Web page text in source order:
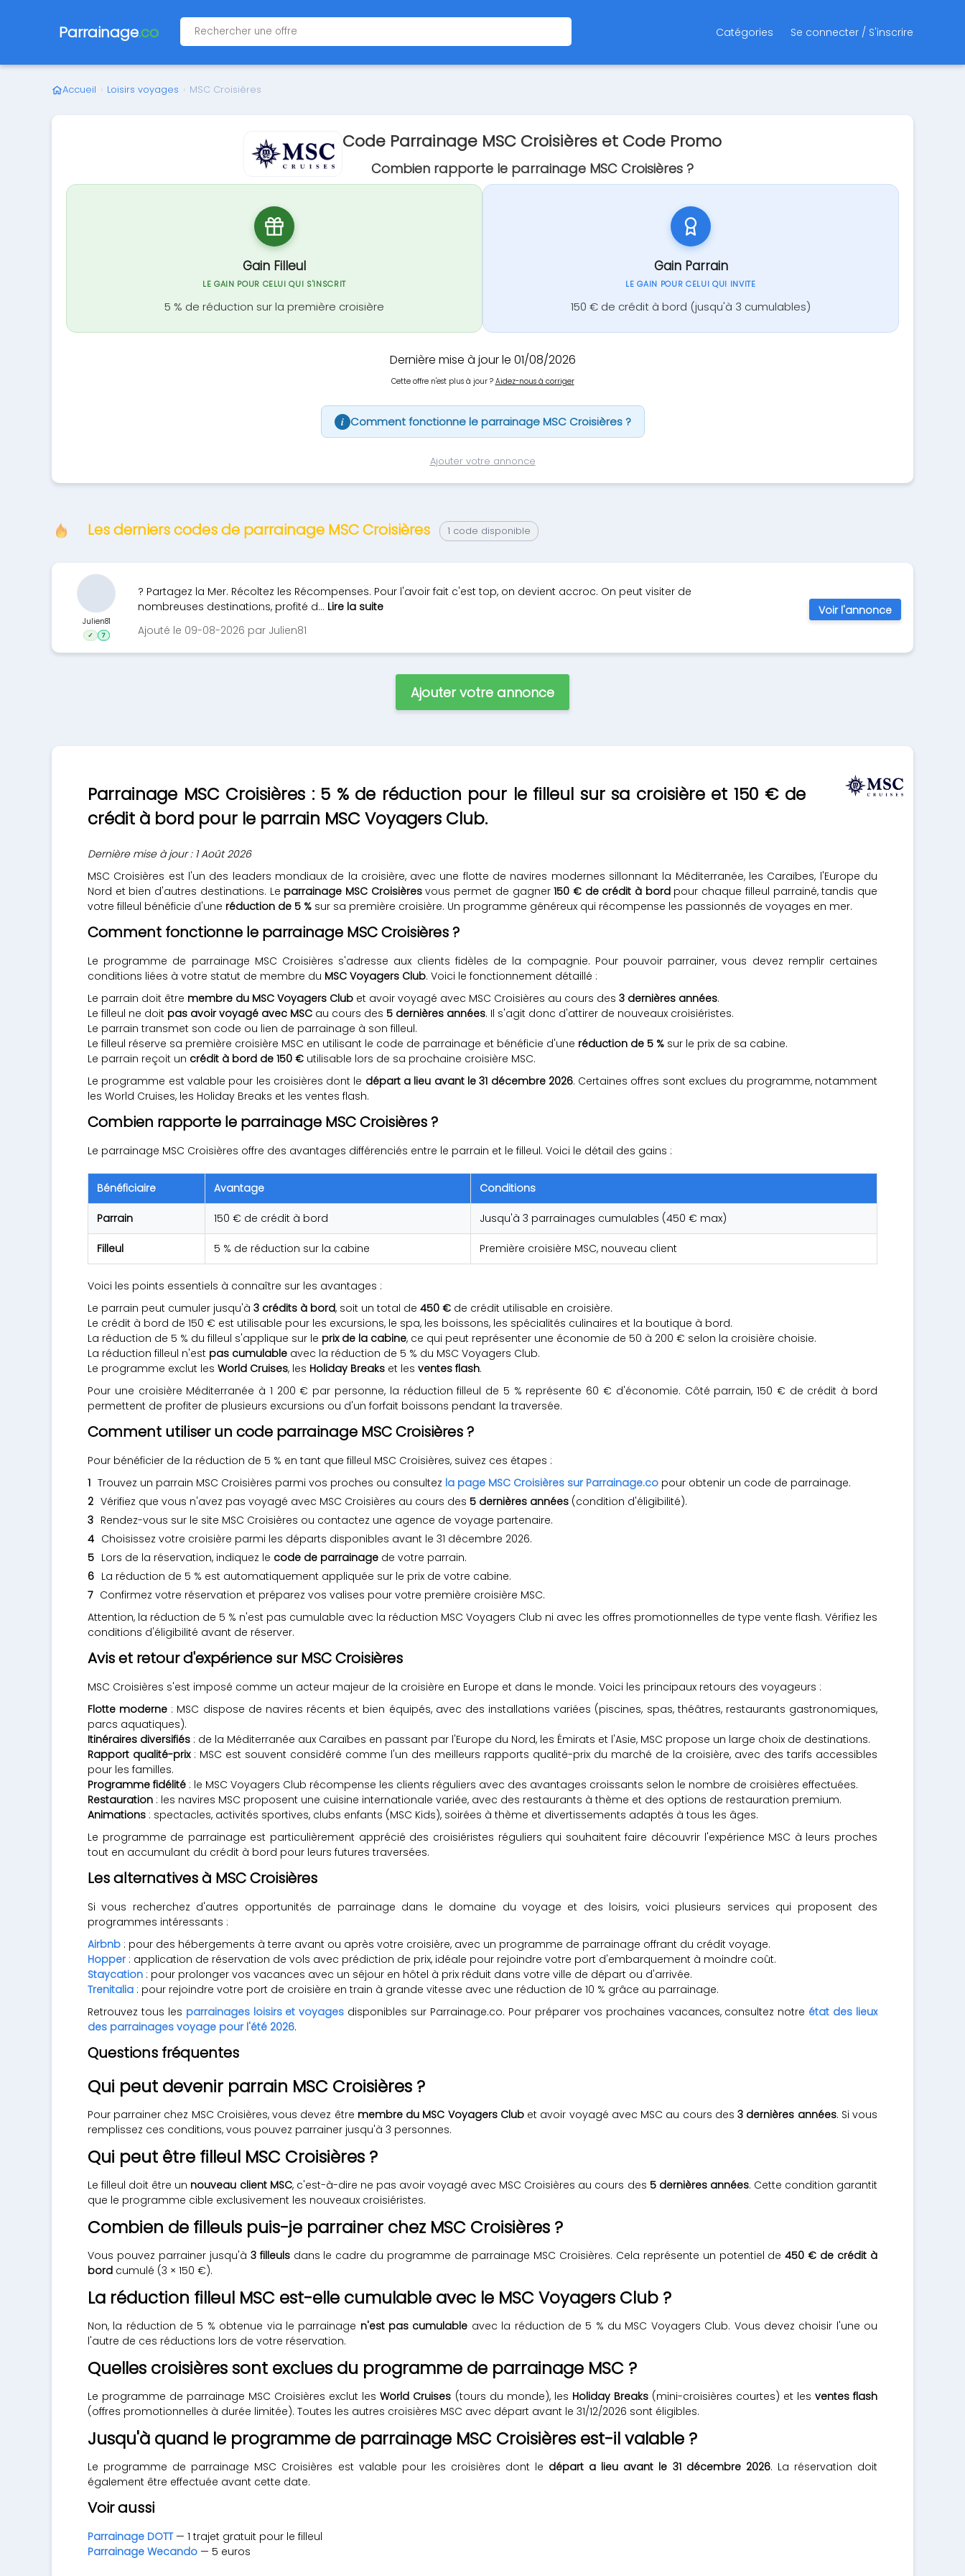
Parrainage.co Catégories Se connecter / S'inscrire
Accueil › Loisirs voyages › MSC Croisières
Code Parrainage MSC Croisières et Code Promo
Combien rapporte le parrainage MSC Croisières ?
Gain Filleul
LE GAIN POUR CELUI QUI S'INSCRIT
5 % de réduction sur la première croisière
Gain Parrain
LE GAIN POUR CELUI QUI INVITE
150 € de crédit à bord (jusqu'à 3 cumulables)
Dernière mise à jour le 01/08/2026
Cette offre n'est plus à jour ? Aidez-nous à corriger
i Comment fonctionne le parrainage MSC Croisières ?
Ajouter votre annonce
Les derniers codes de parrainage MSC Croisières 1 code disponible
? Partagez la Mer. Récoltez les Récompenses. Pour l'avoir fait c'est top, on devient accroc. On peut visiter de
nombreuses destinations, profité d... Lire la suite
Ajouté le 09-08-2026 par Julien81
Julien81
✓ 7
Voir l'annonce
Ajouter votre annonce
Parrainage MSC Croisières : 5 % de réduction pour le filleul sur sa croisière et 150 € de
crédit à bord pour le parrain MSC Voyagers Club.
Dernière mise à jour : 1 Août 2026
MSC Croisières est l'un des leaders mondiaux de la croisière, avec une flotte de navires modernes sillonnant la Méditerranée, les Caraïbes, l'Europe du
Nord et bien d'autres destinations. Le parrainage MSC Croisièresvous permet de gagner150 € de crédit à bordpour chaque filleul parrainé, tandis que
votre filleul bénéficie d'une réduction de 5 % sur sa première croisière. Un programme généreux qui récompense les passionnés de voyages en mer.
Comment fonctionne le parrainage MSC Croisières ?
Le programme de parrainage MSC Croisières s'adresse aux clients fidèles de la compagnie. Pour pouvoir parrainer, vous devez remplir certaines
conditions liées à votre statut de membre du MSC Voyagers Club. Voici le fonctionnement détaillé :
Le parrain doit être membre du MSC Voyagers Club et avoir voyagé avec MSC Croisières au cours des 3 dernières années.
Le filleul ne doit pas avoir voyagé avec MSC au cours des 5 dernières années. Il s'agit donc d'attirer de nouveaux croisiéristes.
Le parrain transmet son code ou lien de parrainage à son filleul.
Le filleul réserve sa première croisière MSC en utilisant le code de parrainage et bénéficie d'une réduction de 5 % sur le prix de sa cabine.
Le parrain reçoit un crédit à bord de 150 € utilisable lors de sa prochaine croisière MSC.
Le programme est valable pour les croisières dont le départ a lieu avant le 31 décembre 2026. Certaines offres sont exclues du programme, notamment
les World Cruises, les Holiday Breaks et les ventes flash.
Combien rapporte le parrainage MSC Croisières ?
Le parrainage MSC Croisières offre des avantages différenciés entre le parrain et le filleul. Voici le détail des gains :
Bénéficiaire Avantage Conditions
Parrain 150 € de crédit à bord Jusqu'à 3 parrainages cumulables (450 € max)
Filleul 5 % de réduction sur la cabine Première croisière MSC, nouveau client
Voici les points essentiels à connaître sur les avantages :
Le parrain peut cumuler jusqu'à 3 crédits à bord, soit un total de 450 € de crédit utilisable en croisière.
Le crédit à bord de 150 € est utilisable pour les excursions, le spa, les boissons, les spécialités culinaires et la boutique à bord.
La réduction de 5 % du filleul s'applique sur le prix de la cabine, ce qui peut représenter une économie de 50 à 200 € selon la croisière choisie.
La réduction filleul n'est pas cumulable avec la réduction de 5 % du MSC Voyagers Club.
Le programme exclut les World Cruises, les Holiday Breaks et les ventes flash.
Pour une croisière Méditerranée à 1 200 € par personne, la réduction filleul de 5 % représente 60 € d'économie. Côté parrain, 150 € de crédit à bord
permettent de profiter de plusieurs excursions ou d'un forfait boissons pendant la traversée.
Comment utiliser un code parrainage MSC Croisières ?
Pour bénéficier de la réduction de 5 % en tant que filleul MSC Croisières, suivez ces étapes :
Trouvez un parrain MSC Croisières parmi vos proches ou consultez la page MSC Croisières sur Parrainage.co pour obtenir un code de parrainage.
Vérifiez que vous n'avez pas voyagé avec MSC Croisières au cours des 5 dernières années (condition d'éligibilité).
Rendez-vous sur le site MSC Croisières ou contactez une agence de voyage partenaire.
Choisissez votre croisière parmi les départs disponibles avant le 31 décembre 2026.
Lors de la réservation, indiquez le code de parrainage de votre parrain.
La réduction de 5 % est automatiquement appliquée sur le prix de votre cabine.
Confirmez votre réservation et préparez vos valises pour votre première croisière MSC.
Attention, la réduction de 5 % n'est pas cumulable avec la réduction MSC Voyagers Club ni avec les offres promotionnelles de type vente flash. Vérifiez les
conditions d'éligibilité avant de réserver.
Avis et retour d'expérience sur MSC Croisières
MSC Croisières s'est imposé comme un acteur majeur de la croisière en Europe et dans le monde. Voici les principaux retours des voyageurs :
Flotte moderne : MSC dispose de navires récents et bien équipés, avec des installations variées (piscines, spas, théâtres, restaurants gastronomiques,
parcs aquatiques).
Itinéraires diversifiés : de la Méditerranée aux Caraïbes en passant par l'Europe du Nord, les Émirats et l'Asie, MSC propose un large choix de destinations.
Rapport qualité-prix: MSC est souvent considéré comme l'un des meilleurs rapports qualité-prix du marché de la croisière, avec des tarifs accessibles
pour les familles.
Programme fidélité : le MSC Voyagers Club récompense les clients réguliers avec des avantages croissants selon le nombre de croisières effectuées.
Restauration : les navires MSC proposent une cuisine internationale variée, avec des restaurants à thème et des options de restauration premium.
Animations : spectacles, activités sportives, clubs enfants (MSC Kids), soirées à thème et divertissements adaptés à tous les âges.
Le programme de parrainage est particulièrement apprécié des croisiéristes réguliers qui souhaitent faire découvrir l'expérience MSC à leurs proches
tout en accumulant du crédit à bord pour leurs futures traversées.
Les alternatives à MSC Croisières
Si vous recherchez d'autres opportunités de parrainage dans le domaine du voyage et des loisirs, voici plusieurs services qui proposent des
programmes intéressants :
Airbnb : pour des hébergements à terre avant ou après votre croisière, avec un programme de parrainage offrant du crédit voyage.
Hopper: application de réservation de vols avec prédiction de prix, idéale pour rejoindre votre port d'embarquement à moindre coût.
Staycation : pour prolonger vos vacances avec un séjour en hôtel à prix réduit dans votre ville de départ ou d'arrivée.
Trenitalia : pour rejoindre votre port de croisière en train à grande vitesse avec une réduction de 10 % grâce au parrainage.
Retrouvez tous les parrainages loisirs et voyages disponibles sur Parrainage.co. Pour préparer vos prochaines vacances, consultez notre état des lieux
des parrainages voyage pour l'été 2026.
Questions fréquentes
Qui peut devenir parrain MSC Croisières ?
Pour parrainer chez MSC Croisières, vous devez être membre du MSC Voyagers Clubet avoir voyagé avec MSC au cours des3 dernières années. Si vous
remplissez ces conditions, vous pouvez parrainer jusqu'à 3 personnes.
Qui peut être filleul MSC Croisières ?
Le filleul doit être un nouveau client MSC, c'est-à-dire ne pas avoir voyagé avec MSC Croisières au cours des 5 dernières années. Cette condition garantit
que le programme cible exclusivement les nouveaux croisiéristes.
Combien de filleuls puis-je parrainer chez MSC Croisières ?
Vous pouvez parrainer jusqu'à 3 filleulsdans le cadre du programme de parrainage MSC Croisières. Cela représente un potentiel de450 € de crédit à
bord cumulé (3 × 150 €).
La réduction filleul MSC est-elle cumulable avec le MSC Voyagers Club ?
Non, la réduction de 5 % obtenue via le parrainage n'est pas cumulable avec la réduction de 5 % du MSC Voyagers Club. Vous devez choisir l'une ou
l'autre de ces réductions lors de votre réservation.
Quelles croisières sont exclues du programme de parrainage MSC ?
Le programme de parrainage MSC Croisières exclut lesWorld Cruises (tours du monde), les Holiday Breaks(mini-croisières courtes) et lesventes flash
(offres promotionnelles à durée limitée). Toutes les autres croisières MSC avec départ avant le 31/12/2026 sont éligibles.
Jusqu'à quand le programme de parrainage MSC Croisières est-il valable ?
Le programme de parrainage MSC Croisières est valable pour les croisières dont le départ a lieu avant le 31 décembre 2026. La réservation doit
également être effectuée avant cette date.
Voir aussi
Parrainage DOTT— 1 trajet gratuit pour le filleul
Parrainage Wecando — 5 euros